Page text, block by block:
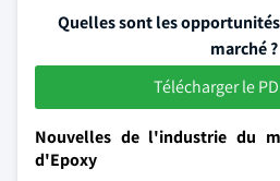
Quelles sont les
marché ?
Télécharger le
Nouvelles de l'industrie du
d'Epoxy